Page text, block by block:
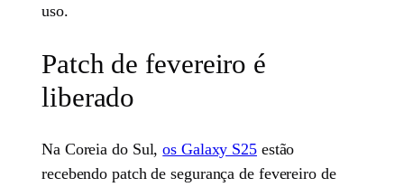
uso.
Patch de fevereiro é
liberado
Na Coreia do Sul,os Galaxy S25estão
recebendo patch de segurança de fevereiro de